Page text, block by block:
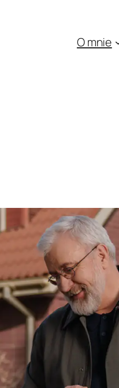
O mnie